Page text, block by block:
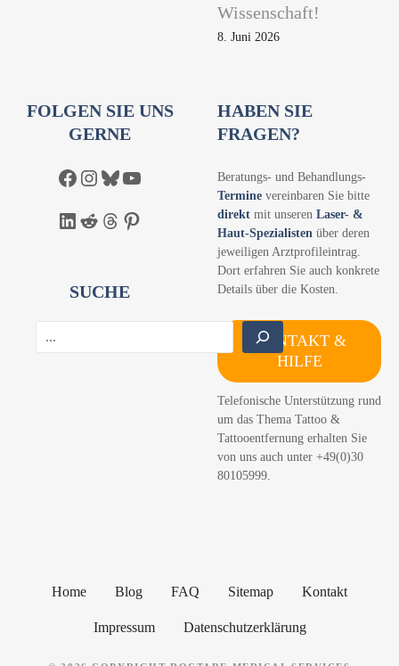
Wissenschaft!
8. Juni 2026
FOLGEN SIE UNS
GERNE
Facebook Instagram Bluesky YouTube
LinkedIn Reddit Threads Pinterest
SUCHE
HABEN SIE
FRAGEN?
Beratungs- und Behandlungs-
Termine vereinbaren Sie bitte
direkt mit unseren Laser- &
Haut-Spezialisten über deren
jeweiligen Arztprofileintrag.
Dort erfahren Sie auch konkrete
Details über die Kosten.
KONTAKT &
HILFE
Telefonische Unterstützung rund
um das Thema Tattoo &
Tattooentfernung erhalten Sie
von uns auch unter +49(0)30
80105999.
Home Blog FAQ Sitemap Kontakt
Impressum Datenschutzerklärung